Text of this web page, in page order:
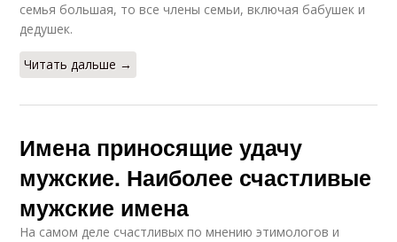
семья большая, то все члены семьи, включая бабушек и
дедушек.
Читать дальше →
Имена приносящие удачу
мужские. Наиболее счастливые
мужские имена
На самом деле счастливых по мнению этимологов и